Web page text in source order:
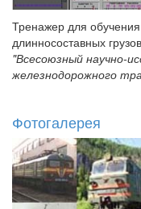
Тренажер для
длинносоставных
"Всесоюзный научно-
железнодорожного
Фотогалерея